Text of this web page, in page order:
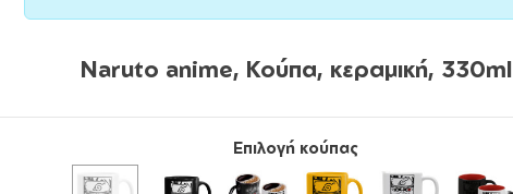
Naruto anime, Κούπα, κεραμική, 330ml
Επιλογή κούπας